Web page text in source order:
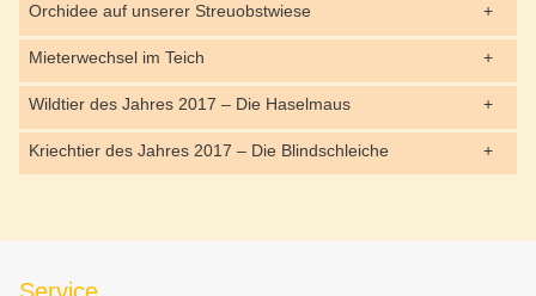
Orchidee auf unserer Streuobstwiese
Mieterwechsel im Teich
Wildtier des Jahres 2017 – Die Haselmaus
Kriechtier des Jahres 2017 – Die Blindschleiche